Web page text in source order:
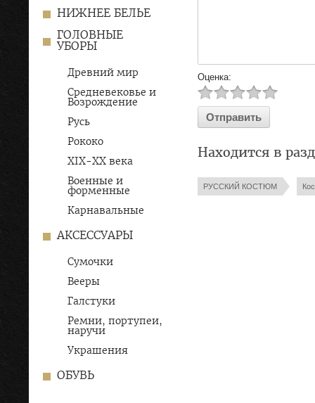
НИЖНЕЕ БЕЛЬЕ
ГОЛОВНЫЕ
УБОРЫ
Древний мир
Средневековье и
Возрождение
Русь
Рококо
XIX-ХХ века
Военные и
форменные
Карнавальные
АКСЕССУАРЫ
Сумочки
Вееры
Галстуки
Ремни, портупеи,
наручи
Украшения
ОБУВЬ
Оценка:
Находится в
РУССКИЙ КОСТЮМ